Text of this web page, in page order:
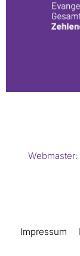
Webmaster:
Impressum